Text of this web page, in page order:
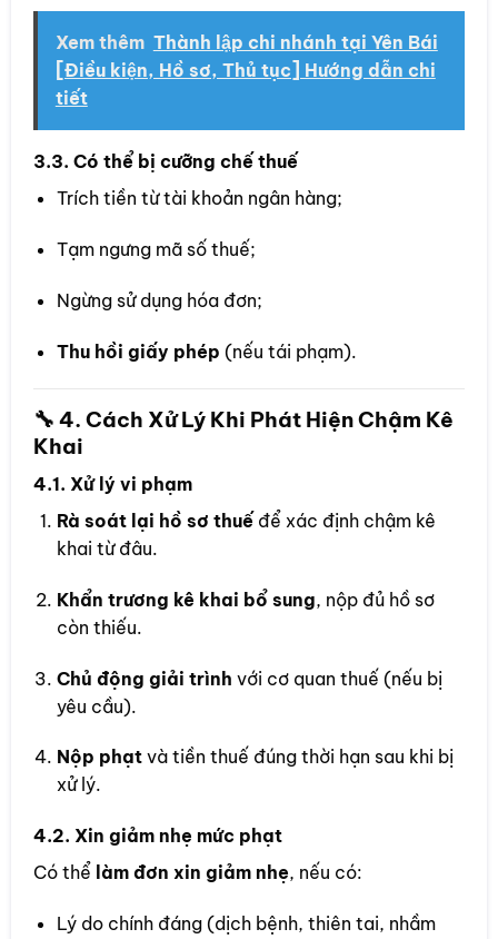
Xem thêm Thành lập chi nhánh tại Yên Bái
[Điều kiện, Hồ sơ, Thủ tục] Hướng dẫn chi
tiết
3.3. Có thể bị cưỡng chế thuế
Trích tiền từ tài khoản ngân hàng;
Tạm ngưng mã số thuế;
Ngừng sử dụng hóa đơn;
Thu hồi giấy phép (nếu tái phạm).
🔧 4. Cách Xử Lý Khi Phát Hiện Chậm Kê
Khai
4.1. Xử lý vi phạm
Rà soát lại hồ sơ thuếđể xác định chậm kê
khai từ đâu.
Khẩn trương kê khai bổ sung, nộp đủ hồ sơ
còn thiếu.
Chủ động giải trình với cơ quan thuế (nếu bị
yêu cầu).
Nộp phạtvà tiền thuế đúng thời hạn sau khi bị
xử lý.
4.2. Xin giảm nhẹ mức phạt
Có thể làm đơn xin giảm nhẹ, nếu có:
Lý do chính đáng (dịch bệnh, thiên tai, nhầm